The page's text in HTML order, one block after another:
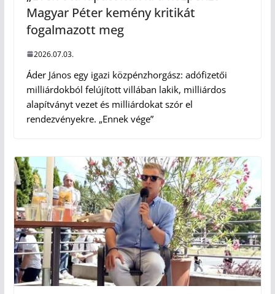
Magyar Péter kemény kritikát
fogalmazott meg
2026.07.03.
Áder János egy igazi közpénzhorgász: adófizetői
milliárdokból felújított villában lakik, milliárdos
alapítványt vezet és milliárdokat szór el
rendezvényekre. „Ennek vége”